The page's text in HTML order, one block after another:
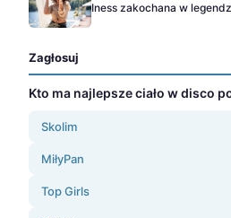
Iness zakochana w
Zagłosuj
Kto ma najlepsze ciało w disco
Skolim
MiłyPan
Top Girls